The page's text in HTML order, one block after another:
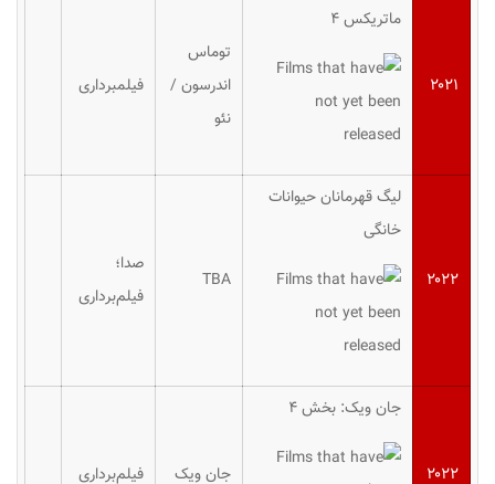
۲۰۲۱
ماتریکس ۴
توماس
اندرسون /
نئو
فیلمبرداری
۲۰۲۲
لیگ قهرمانان حیوانات
خانگی
TBA
صدا؛
فیلم‌برداری
۲۰۲۲
جان ویک: بخش ۴
جان ویک فیلم‌برداری